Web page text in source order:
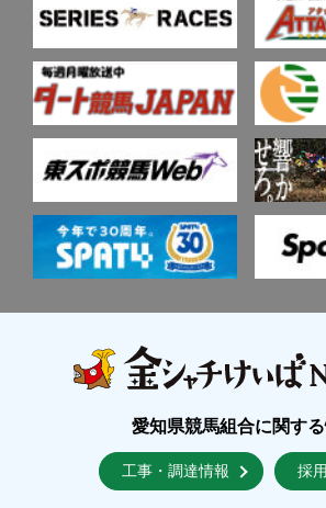
愛知県競馬組合に関す
工事・調達情報 採